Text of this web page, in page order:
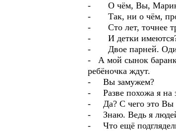
- О чём, Вы, Марина
- Так, ни о чём,
- Сто лет, точнее
- И детки
- Двое парней. Один
- А мой сынок
ребёночка ждут.
- Вы замужем?
- Разве похожа я на
- Да? С чего это Вы
- Знаю. Ведь я людей
- Что ещё